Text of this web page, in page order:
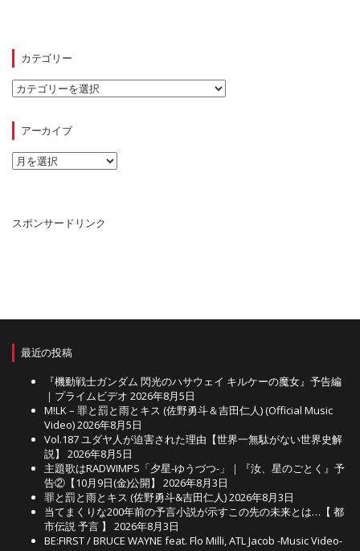
カテゴリー
カ
テ
ー
アーカイブ
ア
ー
スポンサードリンク
最近の投稿
『機動戦士ガンダム 閃光のハサウェイ キルケーの魔女』予告編
｜プライムビデオ 2026年8月5日
M!LK – 罪と罰と雨とキス (佐野勇斗＆吉田仁人) (Official Music
Video)2026年8月5日
Vol.187 ユダヤ人が迫害された理由【世界一無駄がない世界史解
説】
2026年8月5日
主題歌はRADWIMPS「夕星-ゆうづつ-」｜『汝、星のごとく』予
告②【10月9日(金)公開】
2026年8月3日
罪と罰と雨とキス (佐野勇斗&吉田仁人)2026年8月3日
当てまくりな200年前の予言小説が示すこの先の未来とは…【 都
市伝説 予言 】
2026年8月3日
BE:FIRST / BRUCE WAYNE feat. Flo Milli, ATL Jacob -Music Video-